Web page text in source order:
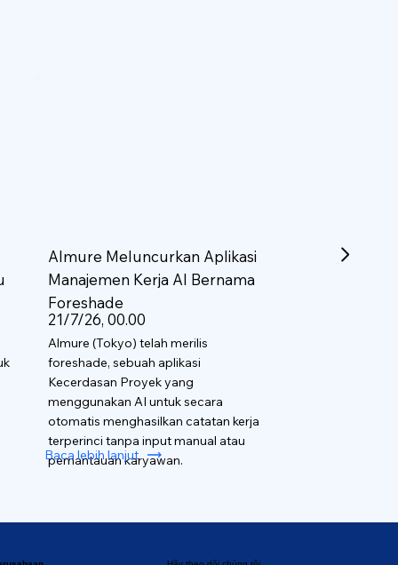
Almure Meluncurkan Aplikasi
Manajemen Kerja AI Bernama
Foreshade
21/7/26, 00.00
Almure (Tokyo) telah merilis
foreshade, sebuah aplikasi
Kecerdasan Proyek yang
menggunakan AI untuk secara
otomatis menghasilkan catatan kerja
terperinci tanpa input manual atau
pemantauan karyawan.
Baca lebih lanjut